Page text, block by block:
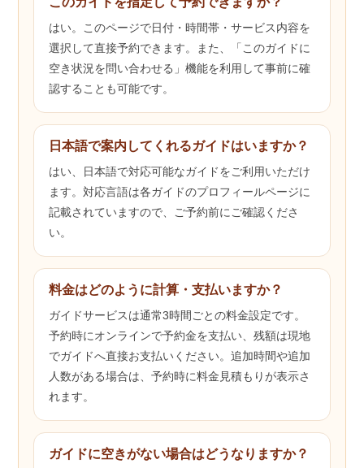
はい。このページで日付・時間帯・サービス内容を
選択して直接予約できます。また、「このガイドに
空き状況を問い合わせる」機能を利用して事前に確
認することも可能です。
日本語で案内してくれるガイドはいますか？
はい、日本語で対応可能なガイドをご利用いただけ
ます。対応言語は各ガイドのプロフィールページに
記載されていますので、ご予約前にご確認くださ
い。
料金はどのように計算・支払いますか？
ガイドサービスは通常3時間ごとの料金設定です。
予約時にオンラインで予約金を支払い、残額は現地
でガイドへ直接お支払いください。追加時間や追加
人数がある場合は、予約時に料金見積もりが表示さ
れます。
ガイドに空きがない場合はどうなりますか？